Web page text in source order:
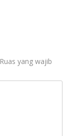
Ruas yang wajib